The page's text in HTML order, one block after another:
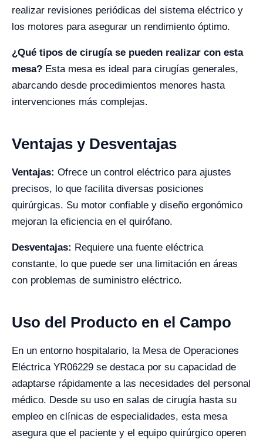
realizar revisiones periódicas del sistema eléctrico y
los motores para asegurar un rendimiento óptimo.
¿Qué tipos de cirugía se pueden realizar con esta
mesa? Esta mesa es ideal para cirugías generales,
abarcando desde procedimientos menores hasta
intervenciones más complejas.
Ventajas y Desventajas
Ventajas: Ofrece un control eléctrico para ajustes
precisos, lo que facilita diversas posiciones
quirúrgicas. Su motor confiable y diseño ergonómico
mejoran la eficiencia en el quirófano.
Desventajas: Requiere una fuente eléctrica
constante, lo que puede ser una limitación en áreas
con problemas de suministro eléctrico.
Uso del Producto en el Campo
En un entorno hospitalario, la Mesa de Operaciones
Eléctrica YR06229 se destaca por su capacidad de
adaptarse rápidamente a las necesidades del personal
médico. Desde su uso en salas de cirugía hasta su
empleo en clínicas de especialidades, esta mesa
asegura que el paciente y el equipo quirúrgico operen